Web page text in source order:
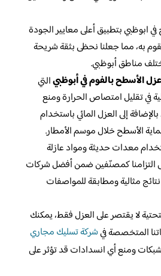
ابوظبي بتطبيق أعلى معايير الجودة
به، مما جعلنا نحظى بثقة شريحة
مناطق أبوظبي.
عزل الأسطح بالفوم في أبوظبيالتي
في تقليل امتصاص الحرارة ومنع
إلى العزل المائي باستخدام
الأسطح خلال موسم الأمطار.
معدات حديثة ومواد عازلة
التزامنا كمصنّفين ضمن أفضل شركات
مثالية ومطابقة للمواصفات
لا يقتصر على العزل فقط، يمكنك
المتخصصة فيشركة تسليك مجاري
ومنع أي انسدادات قد تؤثر على